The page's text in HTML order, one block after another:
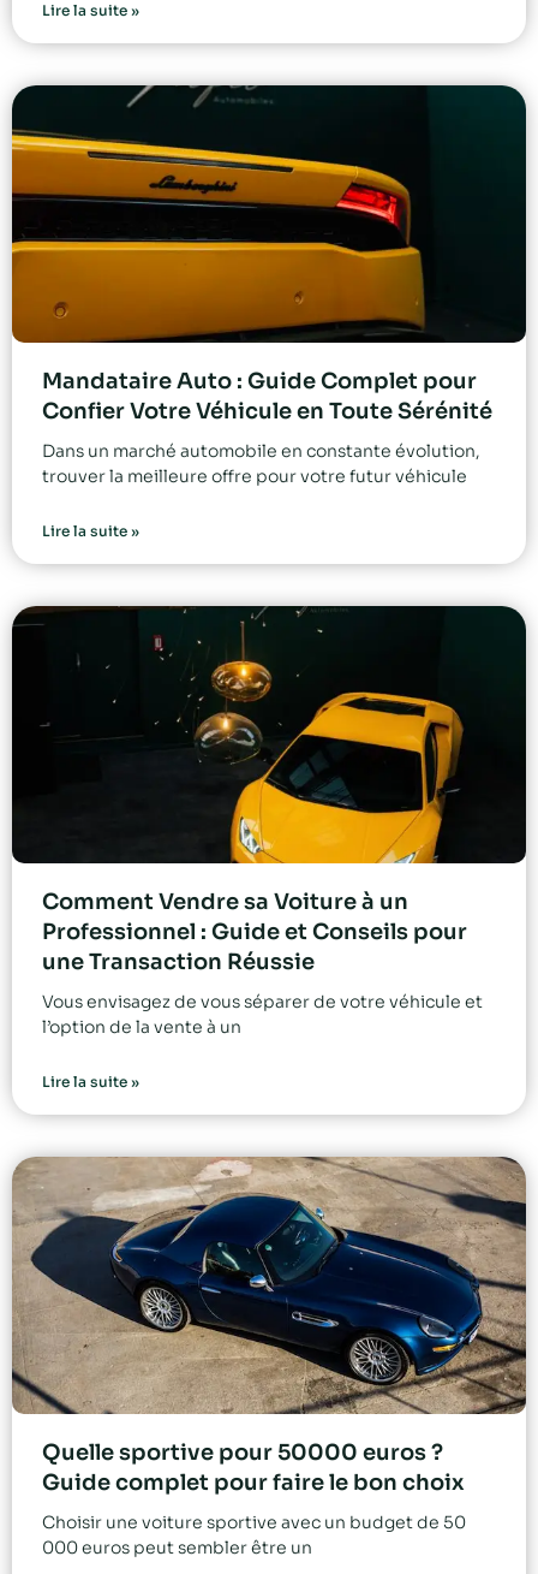
Lire la suite »
Mandataire Auto : Guide Complet pour
Confier Votre Véhicule en Toute Sérénité
Dans un marché automobile en constante évolution,
trouver la meilleure offre pour votre futur véhicule
Lire la suite »
Comment Vendre sa Voiture à un
Professionnel : Guide et Conseils pour
une Transaction Réussie
Vous envisagez de vous séparer de votre véhicule et
l’option de la vente à un
Lire la suite »
Quelle sportive pour 50000 euros ?
Guide complet pour faire le bon choix
Choisir une voiture sportive avec un budget de 50
000 euros peut sembler être un